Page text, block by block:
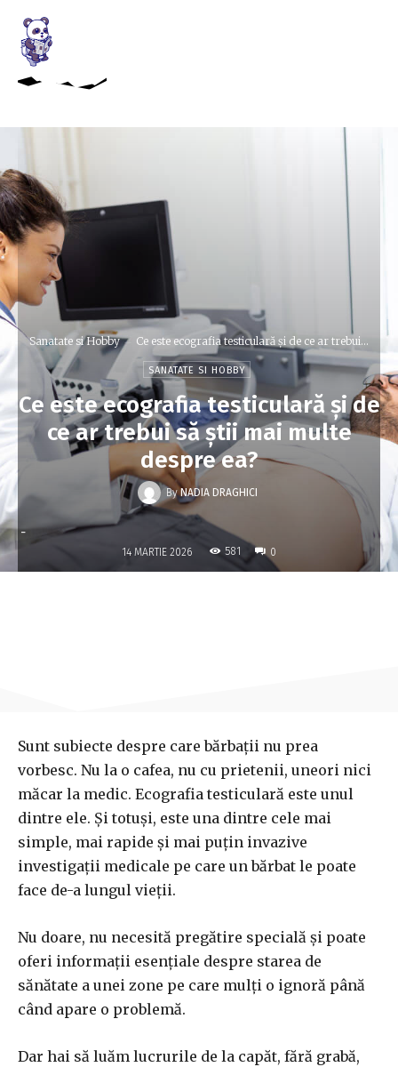
Sanatate si Hobby Ce este ecografia testiculară și de ce ar trebui...
SANATATE SI HOBBY
Ce este ecografia testiculară și de
ce ar trebui să știi mai multe
despre ea?
By NADIA DRAGHICI
-
14 MARTIE 2026 581 0
Sunt subiecte despre care bărbații nu prea
vorbesc. Nu la o cafea, nu cu prietenii, uneori nici
măcar la medic. Ecografia testiculară este unul
dintre ele. Și totuși, este una dintre cele mai
simple, mai rapide și mai puțin invazive
investigații medicale pe care un bărbat le poate
face de-a lungul vieții.
Nu doare, nu necesită pregătire specială și poate
oferi informații esențiale despre starea de
sănătate a unei zone pe care mulți o ignoră până
când apare o problemă.
Dar hai să luăm lucrurile de la capăt, fără grabă,